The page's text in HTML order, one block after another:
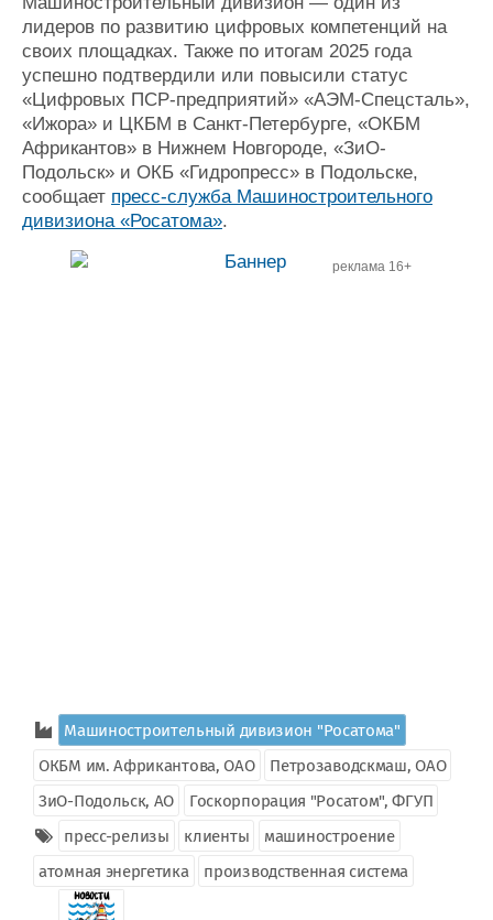
лидеров по развитию цифровых компетенций на
своих площадках. Также по итогам 2025 года
успешно подтвердили или повысили статус
«Цифровых ПСР-предприятий» «АЭМ-Спецсталь»,
«Ижора» и ЦКБМ в Санкт-Петербурге, «ОКБМ
Африкантов» в Нижнем Новгороде, «ЗиО-
Подольск» и ОКБ «Гидропресс» в Подольске,
сообщает пресс-служба Машиностроительного
дивизиона «Росатома».
реклама 16+
Машиностроительный дивизион "Росатома"
ОКБМ им. Африкантова, ОАО
Петрозаводскмаш, ОАО
ЗиО-Подольск, АО
Госкорпорация "Росатом", ФГУП
пресс-релизы
клиенты
машиностроение
атомная энергетика
производственная система